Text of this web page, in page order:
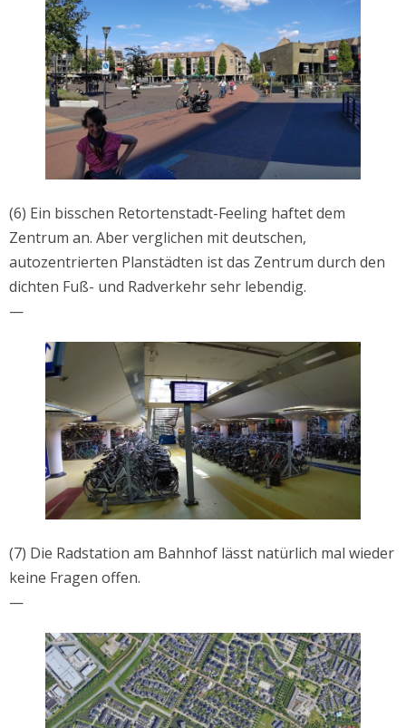
(6) Ein bisschen Retortenstadt-Feeling haftet dem
Zentrum an. Aber verglichen mit deutschen,
autozentrierten Planstädten ist das Zentrum durch den
dichten Fuß- und Radverkehr sehr lebendig.
—
(7) Die Radstation am Bahnhof lässt natürlich mal wieder
keine Fragen offen.
—